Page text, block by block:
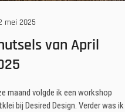
mei 2025
van April
maand volgde ik een workshop
bij Desired Design. Verder was ik